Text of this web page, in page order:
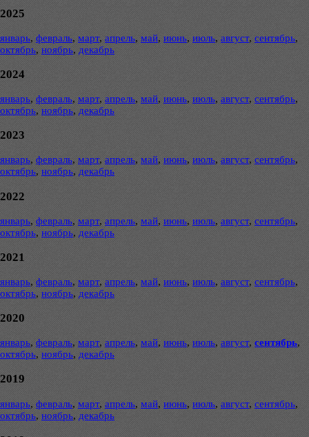
2025
январь, февраль, март, апрель, май, июнь, июль, август, сентябрь,
октябрь, ноябрь, декабрь
2024
январь, февраль, март, апрель, май, июнь, июль, август, сентябрь,
октябрь, ноябрь, декабрь
2023
январь, февраль, март, апрель, май, июнь, июль, август, сентябрь,
октябрь, ноябрь, декабрь
2022
январь, февраль, март, апрель, май, июнь, июль, август, сентябрь,
октябрь, ноябрь, декабрь
2021
январь, февраль, март, апрель, май, июнь, июль, август, сентябрь,
октябрь, ноябрь, декабрь
2020
январь, февраль, март, апрель, май, июнь, июль, август, сентябрь,
октябрь, ноябрь, декабрь
2019
январь, февраль, март, апрель, май, июнь, июль, август, сентябрь,
октябрь, ноябрь, декабрь